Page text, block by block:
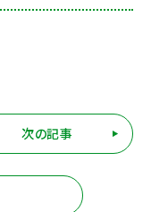
次の記事